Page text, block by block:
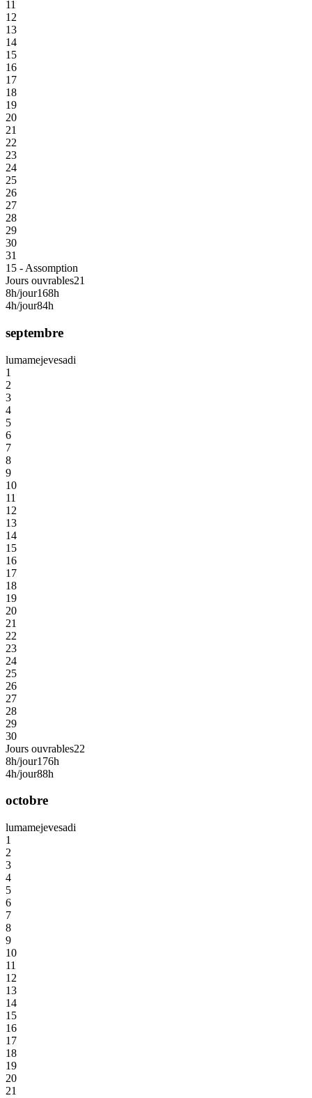
11
12
13
14
15
16
17
18
19
20
21
22
23
24
25
26
27
28
29
30
31
15 - Assomption
Jours ouvrables21
8h/jour168h
4h/jour84h
septembre
lumamejevesadi
1
2
3
4
5
6
7
8
9
10
11
12
13
14
15
16
17
18
19
20
21
22
23
24
25
26
27
28
29
30
Jours ouvrables22
8h/jour176h
4h/jour88h
octobre
lumamejevesadi
1
2
3
4
5
6
7
8
9
10
11
12
13
14
15
16
17
18
19
20
21